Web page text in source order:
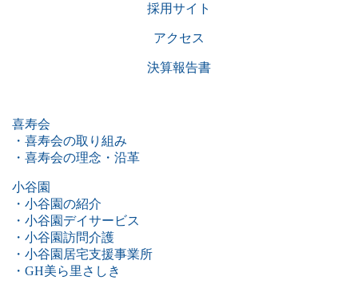
採用サイト
アクセス
決算報告書
喜寿会
・喜寿会の取り組み
・喜寿会の理念・沿革
小谷園
・小谷園の紹介
・小谷園デイサービス
・小谷園訪問介護
・小谷園居宅支援事業所
・GH美ら里さしき